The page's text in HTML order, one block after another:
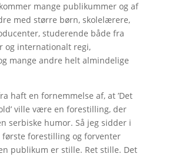
mange publikummer og af
med større børn, skolelærere,
studerende både fra
og internationalt regi,
mange andre helt almindelige
haft en fornemmelse af, at ’Det
ville være en forestilling, der
serbiske humor. Så jeg sidder i
forestilling og forventer
publikum er stille. Ret stille. Det